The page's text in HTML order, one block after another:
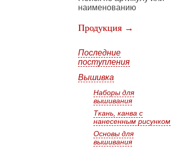
наименованию
Продукция →
Последние
поступления
Вышивка
Наборы для
вышивания
Ткань, канва с
нанесенным рисунком
Основы для
вышивания